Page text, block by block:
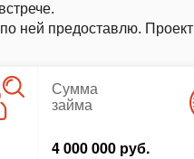
ней предоставлю. Проект
Сумма
займа
4 000 000 руб.